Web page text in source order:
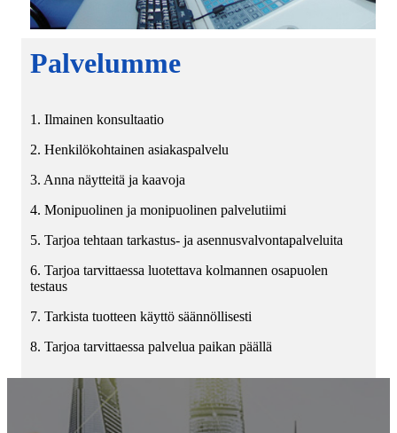
Palvelumme
1. Ilmainen konsultaatio
2. Henkilökohtainen asiakaspalvelu
3. Anna näytteitä ja kaavoja
4. Monipuolinen ja monipuolinen palvelutiimi
5. Tarjoa tehtaan tarkastus- ja asennusvalvontapalveluita
6. Tarjoa tarvittaessa luotettava kolmannen osapuolen
testaus
7. Tarkista tuotteen käyttö säännöllisesti
8. Tarjoa tarvittaessa palvelua paikan päällä